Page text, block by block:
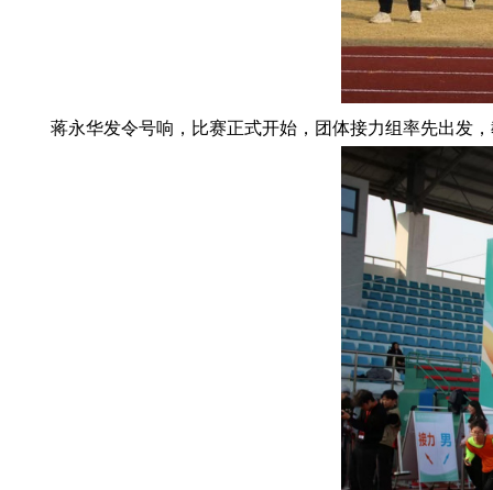
蒋永华发令号响，比赛正式开始，团体接力组率先出发